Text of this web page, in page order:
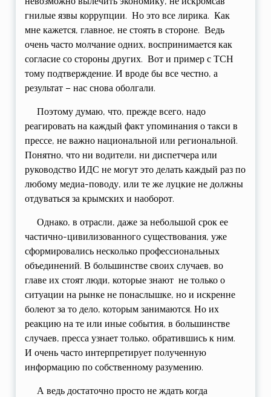
гнилые язвы коррупции. Но это все лирика. Как
мне кажется, главное, не стоять в стороне. Ведь
очень часто молчание одних, воспринимается как
согласие со стороны других. Вот и пример с ТСН
тому подтверждение. И вроде бы все честно, а
результат – нас снова оболгали.
Поэтому думаю, что, прежде всего, надо
реагировать на каждый факт упоминания о такси в
прессе, не важно национальной или региональной.
Понятно, что ни водители, ни диспетчера или
руководство ИДС не могут это делать каждый раз по
любому медиа-поводу, или те же луцкие не должны
отдуваться за крымских и наоборот.
Однако, в отрасли, даже за небольшой срок ее
частично-цивилизованного существования, уже
сформировались несколько профессиональных
объединений. В большинстве своих случаев, во
главе их стоят люди, которые знают не только о
ситуации на рынке не понаслышке, но и искренне
болеют за то дело, которым занимаются. Но их
реакцию на те или иные события, в большинстве
случаев, пресса узнает только, обратившись к ним.
И очень часто интерпретирует полученную
информацию по собственному разумению.
А ведь достаточно просто не ждать когда